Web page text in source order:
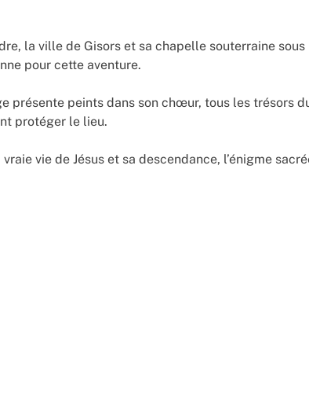
la ville de Gisors et sa chapelle souterraine
pour cette aventure.
présente peints dans son chœur, tous les trésors
protéger le lieu.
vie de Jésus et sa descendance, l’énigme